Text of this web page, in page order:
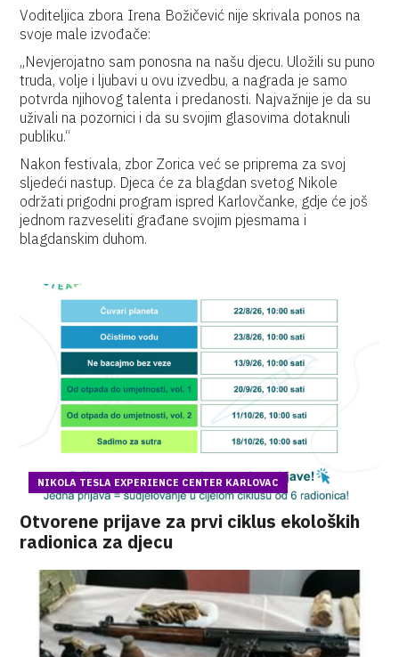
Voditeljica zbora Irena Božičević nije skrivala ponos na
svoje male izvođače:
„Nevjerojatno sam ponosna na našu djecu. Uložili su puno
truda, volje i ljubavi u ovu izvedbu, a nagrada je samo
potvrda njihovog talenta i predanosti. Najvažnije je da su
uživali na pozornici i da su svojim glasovima dotaknuli
publiku.“
Nakon festivala, zbor Zorica već se priprema za svoj
sljedeći nastup. Djeca će za blagdan svetog Nikole
održati prigodni program ispred Karlovčanke, gdje će još
jednom razveseliti građane svojim pjesmama i
blagdanskim duhom.
NIKOLA TESLA EXPERIENCE CENTER KARLOVAC
Otvorene prijave za prvi ciklus ekoloških
radionica za djecu